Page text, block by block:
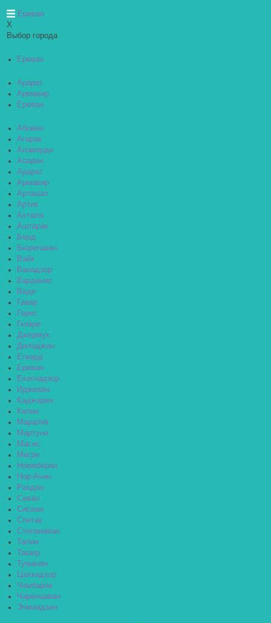
Ереван
X
Выбор города
Ереван
Арарат
Армавир
Ереван
Абовян
Агарак
Алаверди
Апаран
Арарат
Армавир
Арташат
Артик
Ахтала
Аштарак
Берд
Бюрегаван
Вайк
Ванадзор
Варденис
Веди
Гавар
Горис
Гюмри
Джермук
Дилиджан
Егвард
Ереван
Ехегнадзор
Иджеван
Каджаран
Капан
Маралик
Мартуни
Масис
Мегри
Ноемберян
Нор-Ачин
Раздан
Севан
Сисиан
Спитак
Степанаван
Талин
Ташир
Туманян
Цахкадзор
Чамбарак
Чаренцаван
Эчмиадзин